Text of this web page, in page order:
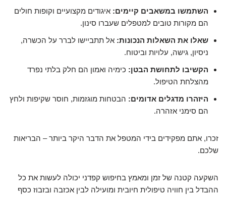
השתמשו במשאבים קיימים: איגודים מקצועיים וקופות חולים
הם מקורות טובים למטפלים שעברו סינון.
שאלו את השאלות הנכונות: אל תתביישו לברר על הכשרה,
ניסיון, גישה, עלויות וביטוח.
הקשיבו לתחושת הבטן: כימיה ואמון הם חלק בלתי נפרד
מהצלחת הטיפול.
היזהרו מדגלים אדומים: הבטחות מוגזמות, חוסר שקיפות ולחץ
הם סימני אזהרה.
זכרו, אתם מפקידים בידי המטפל את הדבר היקר ביותר – הבריאות
שלכם.
השקעה קטנה של זמן ומאמץ בחיפוש קפדני יכולה לעשות את כל
ההבדל בין חוויה טיפולית חיובית ומועילה לבין אכזבה ובזבוז כסף